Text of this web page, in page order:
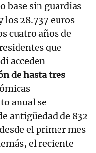
base sin guardias
los 28.737 euros
cuatro años de
que
acceden
de hasta tres
anual se
antigüedad de 832
el primer mes
el reciente